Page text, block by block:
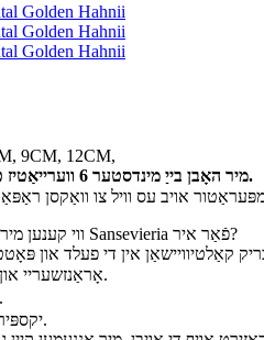
9CM, 12CM,
מיר האָבן בייַ מינדסטער 6 ווערייאַטיז פון האַהניי פֿאַר דיין ברירה.
ווי קענען מיר צושטעלן שיין קוואַליטעט Sansevieria פֿאַר איר?
2/150,000㎡ אָראַנזשעריי און פאַסילאַטיז.
3/200,000 ㎡ פיילד באַזע.
4 / יקספּיריאַנסט 100 + עמפּלוייז.